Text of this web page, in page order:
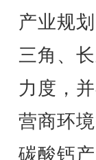
产业规
三角、
力度，
营商环
碳酸钙